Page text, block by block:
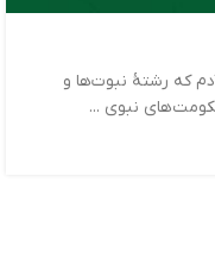
که رشتۀ نبوت‌ها و
نبوی ...